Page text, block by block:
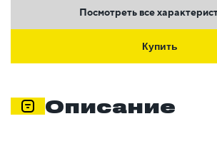
Посмотреть все
Купить
Описание